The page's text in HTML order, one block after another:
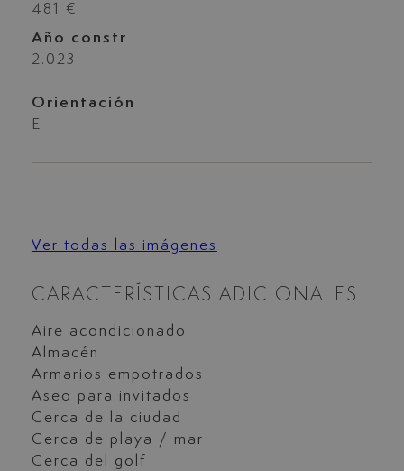
481 €
Año constr
2.023
Orientación
E
Ver todas las imágenes
CARACTERÍSTICAS ADICIONALES
Aire acondicionado
Almacén
Armarios empotrados
Aseo para invitados
Cerca de la ciudad
Cerca de playa / mar
Cerca del golf